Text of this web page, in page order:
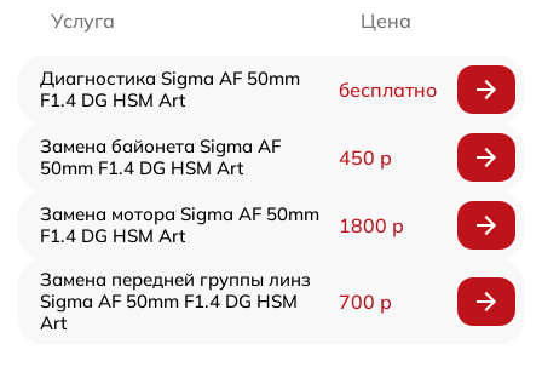
Услуга Цена
Диагностика Sigma AF 50mm
F1.4 DG HSM Art
бесплатно
Замена байонета Sigma AF
50mm F1.4 DG HSM Art
450 р
Замена мотора Sigma AF 50mm
F1.4 DG HSM Art
1800 р
Замена передней группы линз
Sigma AF 50mm F1.4 DG HSM
Art
700 р